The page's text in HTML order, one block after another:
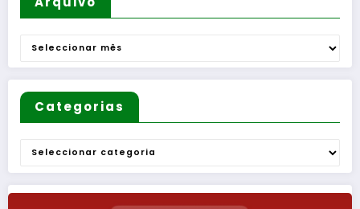
Arquivo
Categorias
Categorias